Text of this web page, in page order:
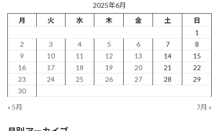
2025年6月
月
火 水 木 金 土
日
1
2
3 4 5 6 7
8
9
10 11 12 13 14
15
16
17 18 19 20 21
22
23
24 25 26 27 28
29
30
« 5月
7月 »